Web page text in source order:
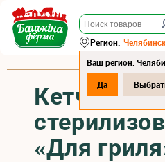
Регион:
Ваш регион:
Да
Кетчуп
«Для